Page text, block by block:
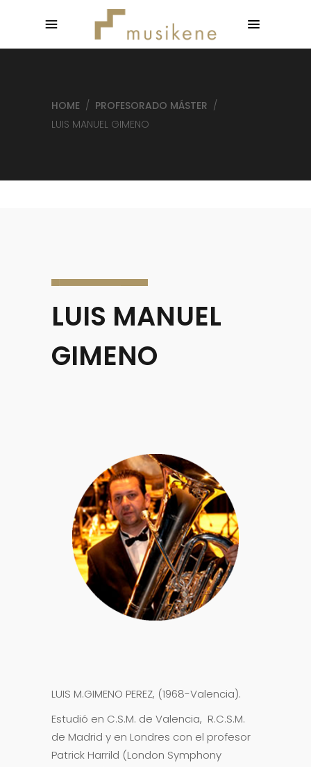
HOME / PROFESORADO MÁSTER /
LUIS MANUEL GIMENO
LUIS MANUEL
GIMENO
LUIS M.GIMENO PEREZ, (1968-Valencia).
Estudió en C.S.M. de Valencia, R.C.S.M.
de Madrid y en Londres con el profesor
Patrick Harrild (London Symphony